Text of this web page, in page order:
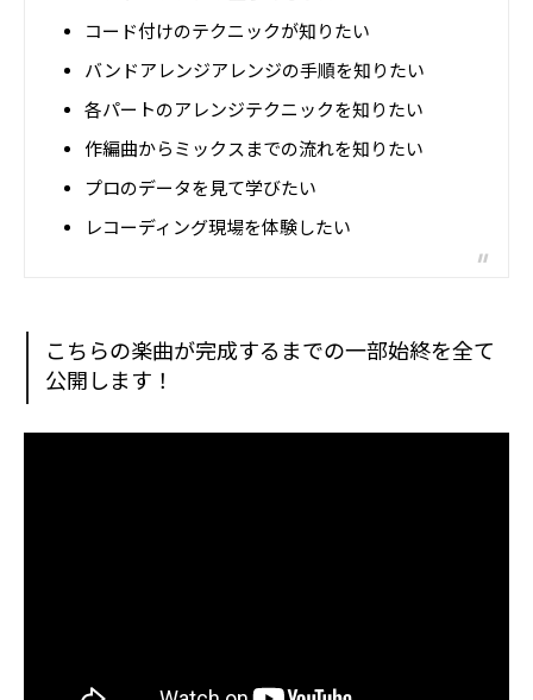
コード付けのテクニックが知りたい
バンドアレンジアレンジの手順を知りたい
各パートのアレンジテクニックを知りたい
作編曲からミックスまでの流れを知りたい
プロのデータを見て学びたい
レコーディング現場を体験したい
こちらの楽曲が完成するまでの一部始終を全て
公開します！